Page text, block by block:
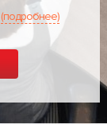
(подробнее)